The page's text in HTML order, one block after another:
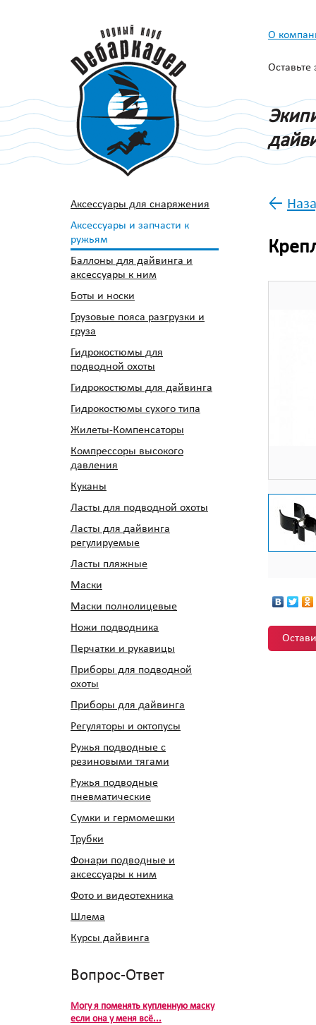
О
Аксессуары для снаряжения
Аксессуары и запчасти к
ружьям
Баллоны для дайвинга и
аксессуары к ним
Боты и носки
Грузовые пояса разгрузки и
груза
Гидрокостюмы для
подводной охоты
Гидрокостюмы для дайвинга
Гидрокостюмы сухого типа
Жилеты-Компенсаторы
Компрессоры высокого
давления
Куканы
Ласты для подводной охоты
Ласты для дайвинга
регулируемые
Ласты пляжные
Маски
Маски полнолицевые
Ножи подводника
Перчатки и рукавицы
Приборы для подводной
охоты
Приборы для дайвинга
Регуляторы и октопусы
Ружья подводные с
резиновыми тягами
Ружья подводные
пневматические
Сумки и гермомешки
Трубки
Фонари подводные и
аксессуары к ним
Фото и видеотехника
Шлема
Курсы дайвинга
Вопрос-Ответ
Могу я поменять купленную маску
если она у меня всё...
←